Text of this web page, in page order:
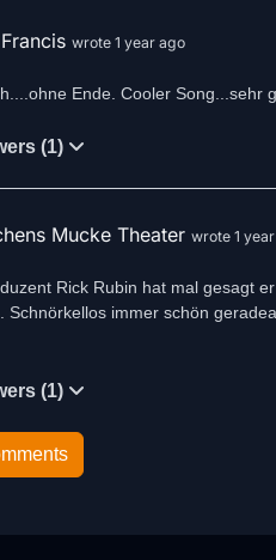
wrote 1 year ago
Ende. Cooler Song...sehr
(1)
Mucke Theater wrote 1
Rick Rubin hat mal gesagt
Schnörkellos immer schön
(1)